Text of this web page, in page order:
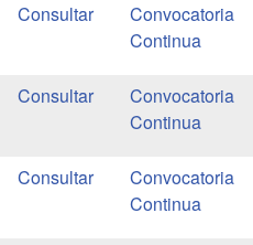
Convocatoria
Continua
Convocatoria
Continua
Convocatoria
Continua